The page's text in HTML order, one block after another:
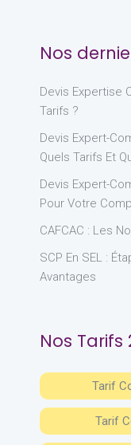
Nos
Devis Expertise
Tarifs ?
Devis Expert-
Quels Tarifs Et
Devis Expert-
Pour Votre
CAFCAC : Les
SCP En SEL :
Avantages
Nos Tarifs
Tarif
Tarif